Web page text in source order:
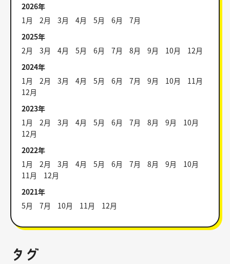
2026年
1月
2月 3月 4月 5月 6月
7月
2025年
2月
3月 4月 5月 6月 7月 8月 9月 10月
12月
2024年
1月
2月 3月 4月 5月 6月 7月 9月 10月
11月
12月
2023年
1月
2月 3月 4月 5月 6月 7月 8月 9月
10月
12月
2022年
1月
2月 3月 4月 5月 6月 7月 8月 9月
10月
11月
12月
2021年
5月
7月 10月 11月 12月
タグ